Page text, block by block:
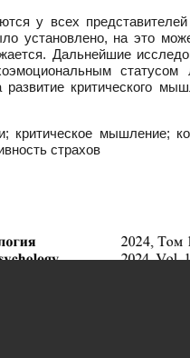
у всех
установлено, на это
Дальнейшие
статусом
развитие критического
критическое мышление;
страхов